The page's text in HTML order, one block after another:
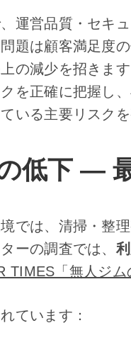
運営品質・セキ
題は顧客満足度
の減少を招きます
を正確に把握し
いる主要リスク
低下 ―
では、清掃・整
ーの調査では、
TIMES「無人ジ
ています：